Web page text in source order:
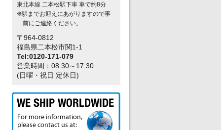
東北本線 二本松駅下車 車で約8分
❊駅までお迎えにあがりますので事
前にご連絡ください。
〒964-0812
福島県二本松市関1-1
Tel:0120-171-079
営業時間：08:30～17:30
(日曜・祝日 定休日)